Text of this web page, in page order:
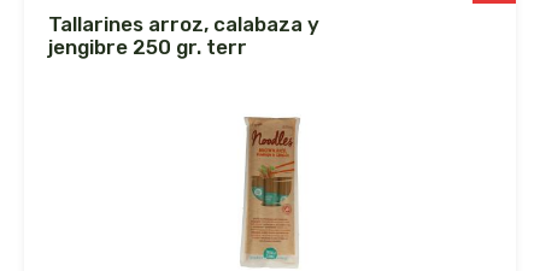
tallarines arroz, calabaza y
jengibre 250 gr. terr
la salud